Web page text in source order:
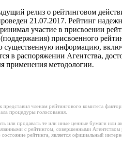
релиз о рейтинговом
21.07.2017. Рейтинг
участие в присвоении
присвоенного
существенную информацию,
в распоряжении Агентства,
применения методологии.
членам рейтингового комитета
процедуры голосования.
продавать те или иные ценные бумаги или
с рейтингом, совершенными
рейтинга, является официальный